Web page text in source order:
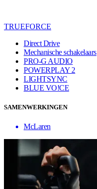
TRUEFORCE
Direct Drive
Mechanische schakelaars
PRO-G AUDIO
POWERPLAY 2
LIGHTSYNC
BLUE VO!CE
SAMENWERKINGEN
McLaren